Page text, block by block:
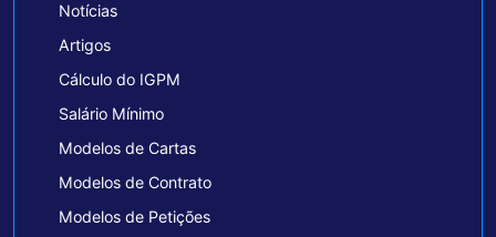
Notícias
Artigos
Cálculo do IGPM
Salário Mínimo
Modelos de Cartas
Modelos de Contrato
Modelos de Petições